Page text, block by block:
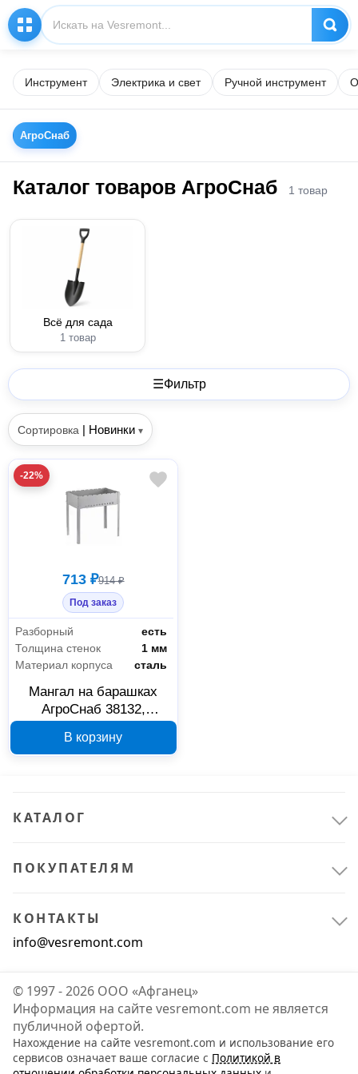
Инструмент Электрика и свет Ручной инструмент
АгроСнаб
Каталог товаров АгроСнаб 1 товар
Всё для сада
1 товар
☰Фильтр
Сортировка | Новинки ▾
-22%
713 ₽914 ₽
Под заказ
Разборный
есть
Толщина стенок
1 мм
Материал корпуса
сталь
Мангал на барашках
АгроСнаб 38132,
В корзину
КАТАЛОГ
ПОКУПАТЕЛЯМ
КОНТАКТЫ
info@vesremont.com
© 1997 - 2026 ООО «Афганец»
Информация на сайте vesremont.com не является
публичной офертой.
Нахождение на сайте vesremont.com и использование его
сервисов означает ваше согласие с Политикой в